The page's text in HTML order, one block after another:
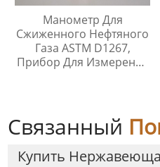
Манометр Для
Сжиженного Нефтяного
Газа ASTM D1267,
Прибор Для Измерения
Связанный
Купить